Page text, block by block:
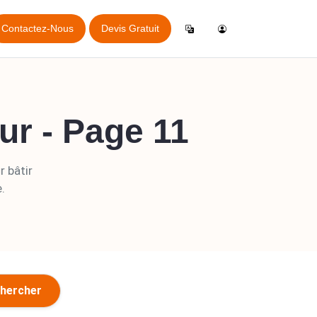
de Réservation en Ligne
Contactez-Nous Devis Gratuit
Créer un Compte
- Page 11
bâtir